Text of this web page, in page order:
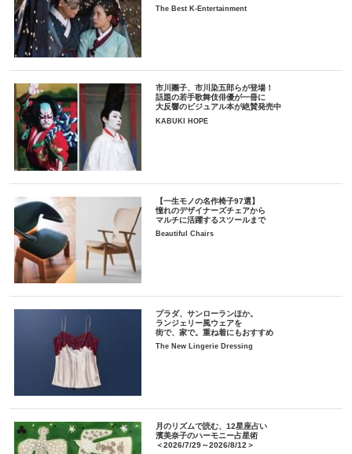
The Best K-Entertainment
市川團子、市川染五郎らが登場！
話題の若手歌舞伎俳優が一冊に
大反響のビジュアル本が絶賛発売中
KABUKI HOPE
【一生モノの名作椅子97選】
憧れのデザイナーズチェアから
マルチに活躍するスツールまで
Beautiful Chairs
プラダ、サンローランほか。
ランジェリー風ウェアを
街で、家で。重ね着にもおすすめ
The New Lingerie Dressing
月のリズムで読む、12星座占い
濱美奈子のハーモニー占星術
＜2026/7/29～2026/8/12＞